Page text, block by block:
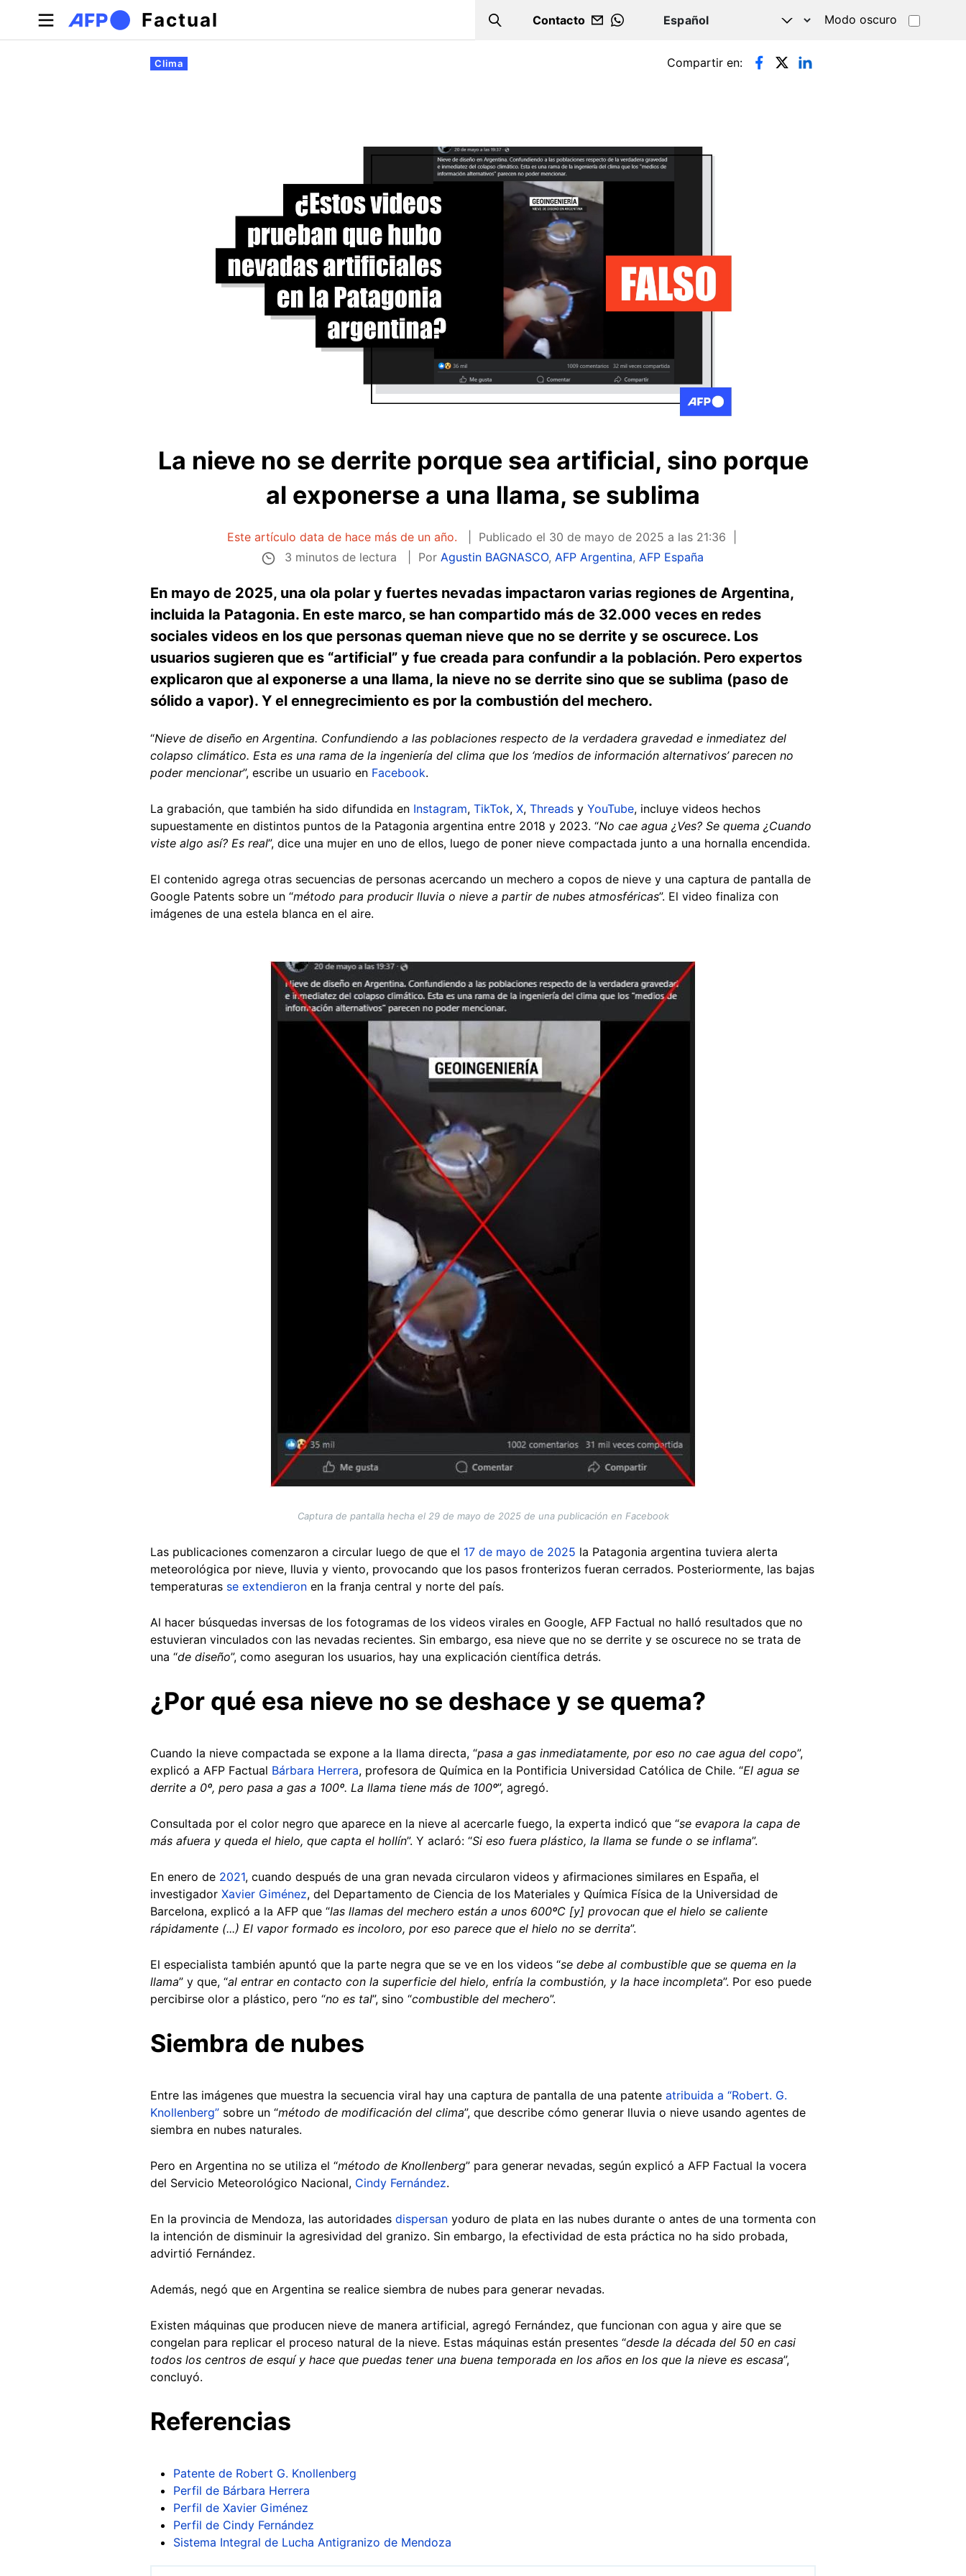
Pasar al contenido principal
Factual Search
Contacto
WHATSAPP
Modo oscuro
Solapas principales
Clima Compartir en:
La nieve no se derrite porque sea artificial, sino porque
al exponerse a una llama, se sublima
Este artículo data de hace más de un año. Publicado el 30 de mayo de 2025 a las 21:36
3 minutos de lectura
PorAgustin BAGNASCO,AFP Argentina,AFP España
En mayo de 2025, una ola polar y fuertes nevadas impactaron varias regiones de Argentina,
incluida la Patagonia. En este marco, se han compartido más de 32.000 veces en redes
sociales videos en los que personas queman nieve que no se derrite y se oscurece. Los
usuarios sugieren que es “artificial” y fue creada para confundir a la población. Pero expertos
explicaron que al exponerse a una llama, la nieve no se derrite sino que se sublima (paso de
sólido a vapor). Y el ennegrecimiento es por la combustión del mechero.
“Nieve de diseño en Argentina. Confundiendo a las poblaciones respecto de la verdadera gravedad e inmediatez del
colapso climático. Esta es una rama de la ingeniería del clima que los ‘medios de información alternativos’ parecen no
poder mencionar”, escribe un usuario en Facebook.
La grabación, que también ha sido difundida en Instagram, TikTok, X, Threads y YouTube, incluye videos hechos
supuestamente en distintos puntos de la Patagonia argentina entre 2018 y 2023. “No cae agua ¿Ves? Se quema ¿Cuando
viste algo así? Es real”, dice una mujer en uno de ellos, luego de poner nieve compactada junto a una hornalla encendida.
El contenido agrega otras secuencias de personas acercando un mechero a copos de nieve y una captura de pantalla de
Google Patents sobre un “método para producir lluvia o nieve a partir de nubes atmosféricas”. El video finaliza con
imágenes de una estela blanca en el aire.
Captura de pantalla hecha el 29 de mayo de 2025 de una publicación en Facebook
Las publicaciones comenzaron a circular luego de que el 17 de mayo de 2025 la Patagonia argentina tuviera alerta
meteorológica por nieve, lluvia y viento, provocando que los pasos fronterizos fueran cerrados. Posteriormente, las bajas
temperaturas se extendieron en la franja central y norte del país.
Al hacer búsquedas inversas de los fotogramas de los videos virales en Google, AFP Factual no halló resultados que no
estuvieran vinculados con las nevadas recientes. Sin embargo, esa nieve que no se derrite y se oscurece no se trata de
una “de diseño”, como aseguran los usuarios, hay una explicación científica detrás.
¿Por qué esa nieve no se deshace y se quema?
Cuando la nieve compactada se expone a la llama directa, “pasa a gas inmediatamente, por eso no cae agua del copo”,
explicó a AFP Factual Bárbara Herrera, profesora de Química en la Pontificia Universidad Católica de Chile. “El agua se
derrite a 0º, pero pasa a gas a 100º. La llama tiene más de 100º”, agregó.
Consultada por el color negro que aparece en la nieve al acercarle fuego, la experta indicó que “se evapora la capa de
más afuera y queda el hielo, que capta el hollín”. Y aclaró: “Si eso fuera plástico, la llama se funde o se inflama”.
En enero de 2021, cuando después de una gran nevada circularon videos y afirmaciones similares en España, el
investigador Xavier Giménez, del Departamento de Ciencia de los Materiales y Química Física de la Universidad de
Barcelona, explicó a la AFP que “las llamas del mechero están a unos 600ºC [y] provocan que el hielo se caliente
rápidamente (...) El vapor formado es incoloro, por eso parece que el hielo no se derrita”.
El especialista también apuntó que la parte negra que se ve en los videos “se debe al combustible que se quema en la
llama” y que, “al entrar en contacto con la superficie del hielo, enfría la combustión, y la hace incompleta”. Por eso puede
percibirse olor a plástico, pero “no es tal”, sino “combustible del mechero”.
Siembra de nubes
Entre las imágenes que muestra la secuencia viral hay una captura de pantalla de una patente atribuida a “Robert. G.
Knollenberg” sobre un “método de modificación del clima”, que describe cómo generar lluvia o nieve usando agentes de
siembra en nubes naturales.
Pero en Argentina no se utiliza el “método de Knollenberg” para generar nevadas, según explicó a AFP Factual la vocera
del Servicio Meteorológico Nacional, Cindy Fernández.
En la provincia de Mendoza, las autoridades dispersan yoduro de plata en las nubes durante o antes de una tormenta con
la intención de disminuir la agresividad del granizo. Sin embargo, la efectividad de esta práctica no ha sido probada,
advirtió Fernández.
Además, negó que en Argentina se realice siembra de nubes para generar nevadas.
Existen máquinas que producen nieve de manera artificial, agregó Fernández, que funcionan con agua y aire que se
congelan para replicar el proceso natural de la nieve. Estas máquinas están presentes “desde la década del 50 en casi
todos los centros de esquí y hace que puedas tener una buena temporada en los años en los que la nieve es escasa”,
concluyó.
Referencias
Patente de Robert G. Knollenberg
Perfil de Bárbara Herrera
Perfil de Xavier Giménez
Perfil de Cindy Fernández
Sistema Integral de Lucha Antigranizo de Mendoza